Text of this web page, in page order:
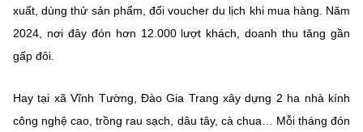
xuất, dùng thử sản phẩm, đổi voucher du lịch khi mua hàng. Năm
2024 , nơi đây đón hơn 12.000 lượt khách , doanh thu tăng gần
gấp đôi.
Hay tại xã Vĩnh Tường, Đào Gia Trang xây dựng 2 ha nhà kính
công nghệ cao , trồng rau sạch, dâu tây, cà chua… Mỗi tháng đón